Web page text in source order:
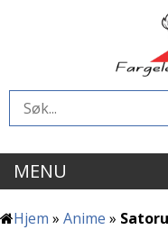
MENU
Hjem » Anime »